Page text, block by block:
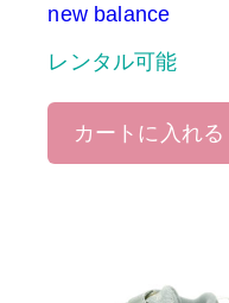
new balance
レンタル可能
カートに入れる